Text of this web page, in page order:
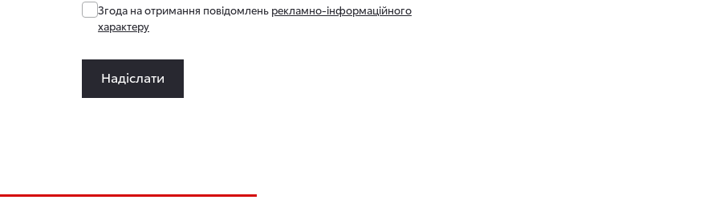
Згода на отримання повідомлень рекламно-інформаційного
характеру
Надіслати